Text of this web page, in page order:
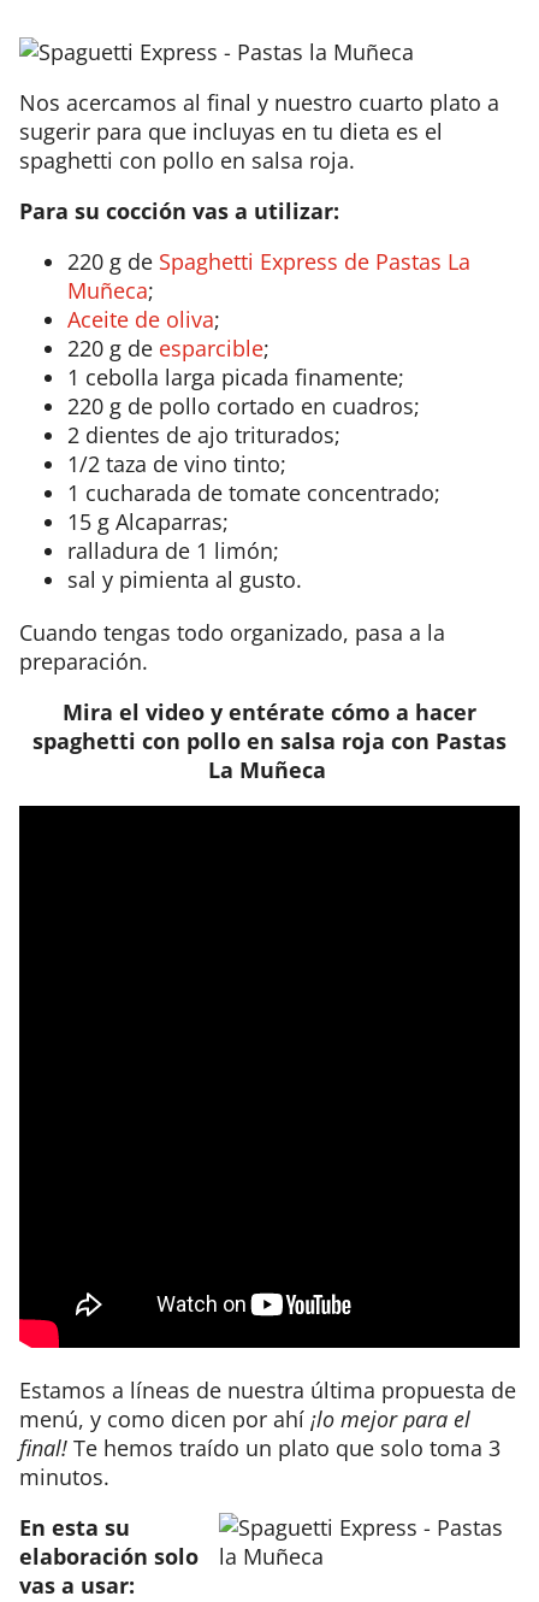
Nos acercamos al final y nuestro cuarto plato a
sugerir para que incluyas en tu dieta es el
spaghetti con pollo en salsa roja.
Para su cocción vas a utilizar:
220 g de Spaghetti Express de Pastas La
Muñeca;
Aceite de oliva;
220 g de esparcible;
1 cebolla larga picada finamente;
220 g de pollo cortado en cuadros;
2 dientes de ajo triturados;
1/2 taza de vino tinto;
1 cucharada de tomate concentrado;
15 g Alcaparras;
ralladura de 1 limón;
sal y pimienta al gusto.
Cuando tengas todo organizado, pasa a la
preparación.
Mira el video y entérate cómo a hacer
spaghetti con pollo en salsa roja con Pastas
La Muñeca
Estamos a líneas de nuestra última propuesta de
menú, y como dicen por ahí ¡lo mejor para el
final! Te hemos traído un plato que solo toma 3
minutos.
En esta su
elaboración solo
vas a usar: